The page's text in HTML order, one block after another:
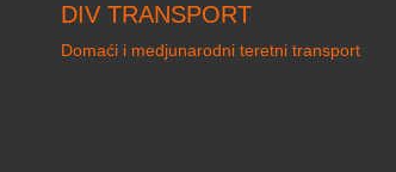
DIV TRANSPORT
Domaći i medjunarodni teretni transport